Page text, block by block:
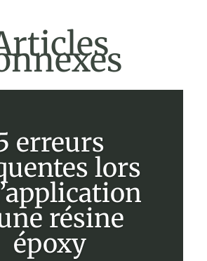
erreurs
lors
résine
époxy